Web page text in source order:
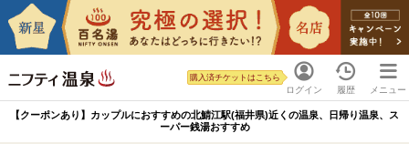
ログイン
購入済チケットはこちら
履歴 メニュー
【クーポンあり】カップルにおすすめの北鯖江駅(福井県)近くの温泉、日帰り温泉、ス
ーパー銭湯おすすめ